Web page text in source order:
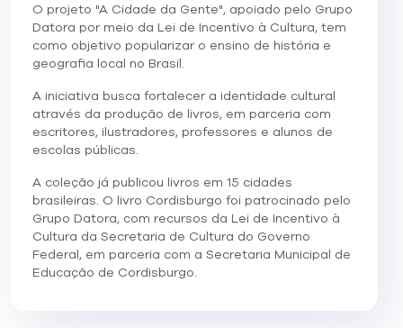
O projeto "A Cidade da Gente", apoiado pelo Grupo
Datora por meio da Lei de Incentivo à Cultura, tem
como objetivo popularizar o ensino de história e
geografia local no Brasil.
A iniciativa busca fortalecer a identidade cultural
através da produção de livros, em parceria com
escritores, ilustradores, professores e alunos de
escolas públicas.
A coleção já publicou livros em 15 cidades
brasileiras. O livro Cordisburgo foi patrocinado pelo
Grupo Datora, com recursos da Lei de Incentivo à
Cultura da Secretaria de Cultura do Governo
Federal, em parceria com a Secretaria Municipal de
Educação de Cordisburgo.